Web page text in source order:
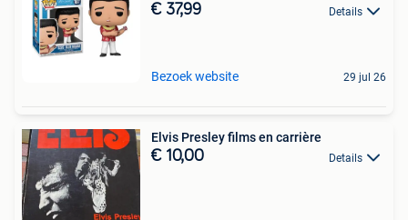
€ 37,99 Details
Bezoek website 29 jul 26
Elvis Presley films en carrière
€ 10,00 Details